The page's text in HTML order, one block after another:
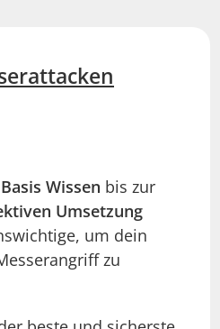
Basis Wissen bis zur
Umsetzung
um dein
zu